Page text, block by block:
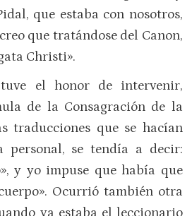
que estaba con nosotros,
que tratándose del Canon,
Christi».
el honor de intervenir,
de la Consagración de la
traducciones que se hacían
personal, se tendía a decir:
y yo impuse que había que
Ocurrió también otra
ya estaba el leccionario